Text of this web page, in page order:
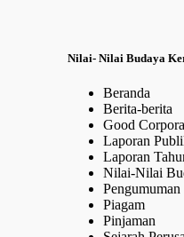
Nilai- Nilai Budaya
Beranda
Berita-berita
Good
Laporan
Laporan
Nilai-Nilai
Pengumuman
Piagam
Pinjaman